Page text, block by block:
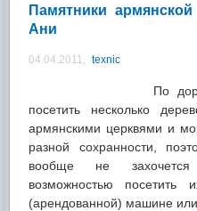
Памятники
Ани
04.04.2011, texnic
По
посетить несколько
армянскими церквями и
разной сохранности,
вообще не захочется
возможностью
(арендованной) машине или